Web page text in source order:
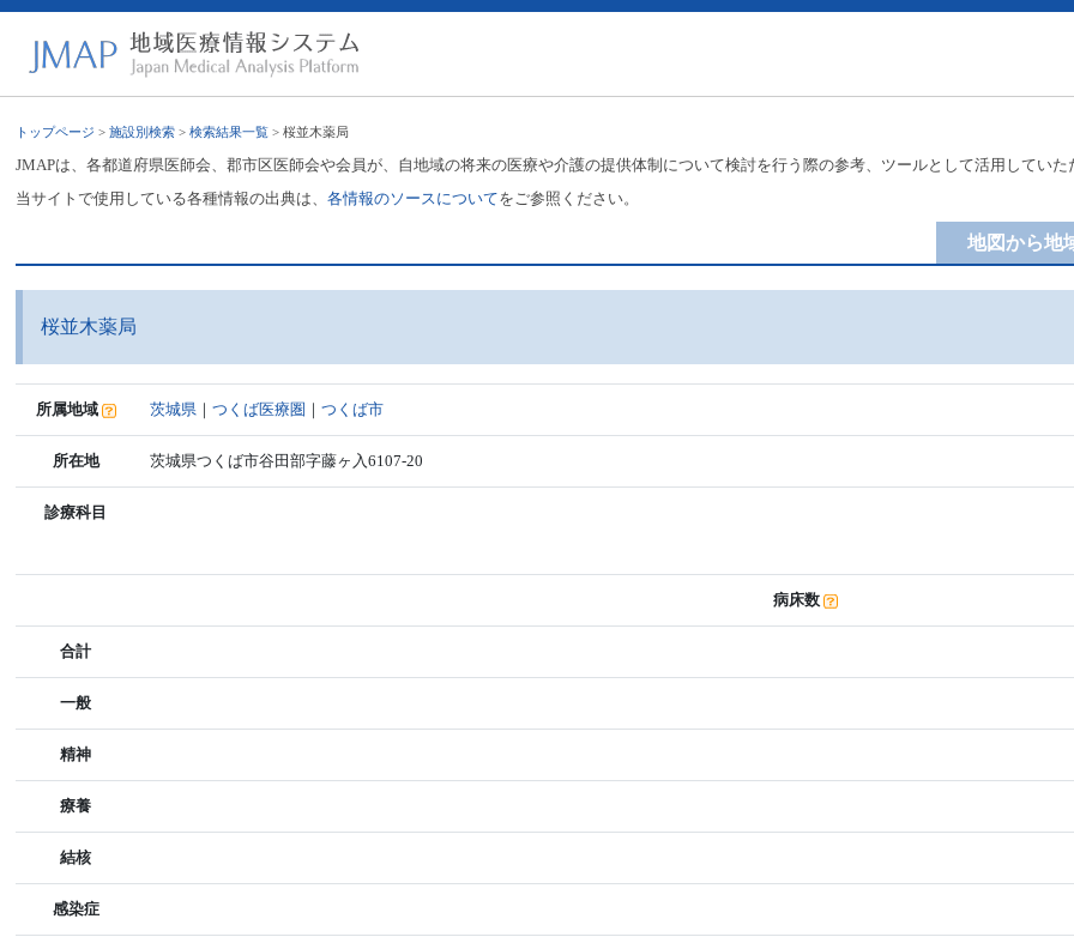
トップページ >施設別検索 >検索結果一覧 > 桜並木薬局
JMAPは、各都道府県医師会、郡市区医師会や会員が、自地域の将来の医療や介護の提供体制について検討を行う際の参考、ツールとして活用してい
当サイトで使用している各種情報の出典は、各情報のソースについてをご参照ください。
地図から地
桜並木薬局
所属地域 茨城県 ｜つくば医療圏 ｜つくば市
所在地 茨城県つくば市谷田部字藤ヶ入6107-20
診療科目
病床数
合計
一般
精神
療養
結核
感染症